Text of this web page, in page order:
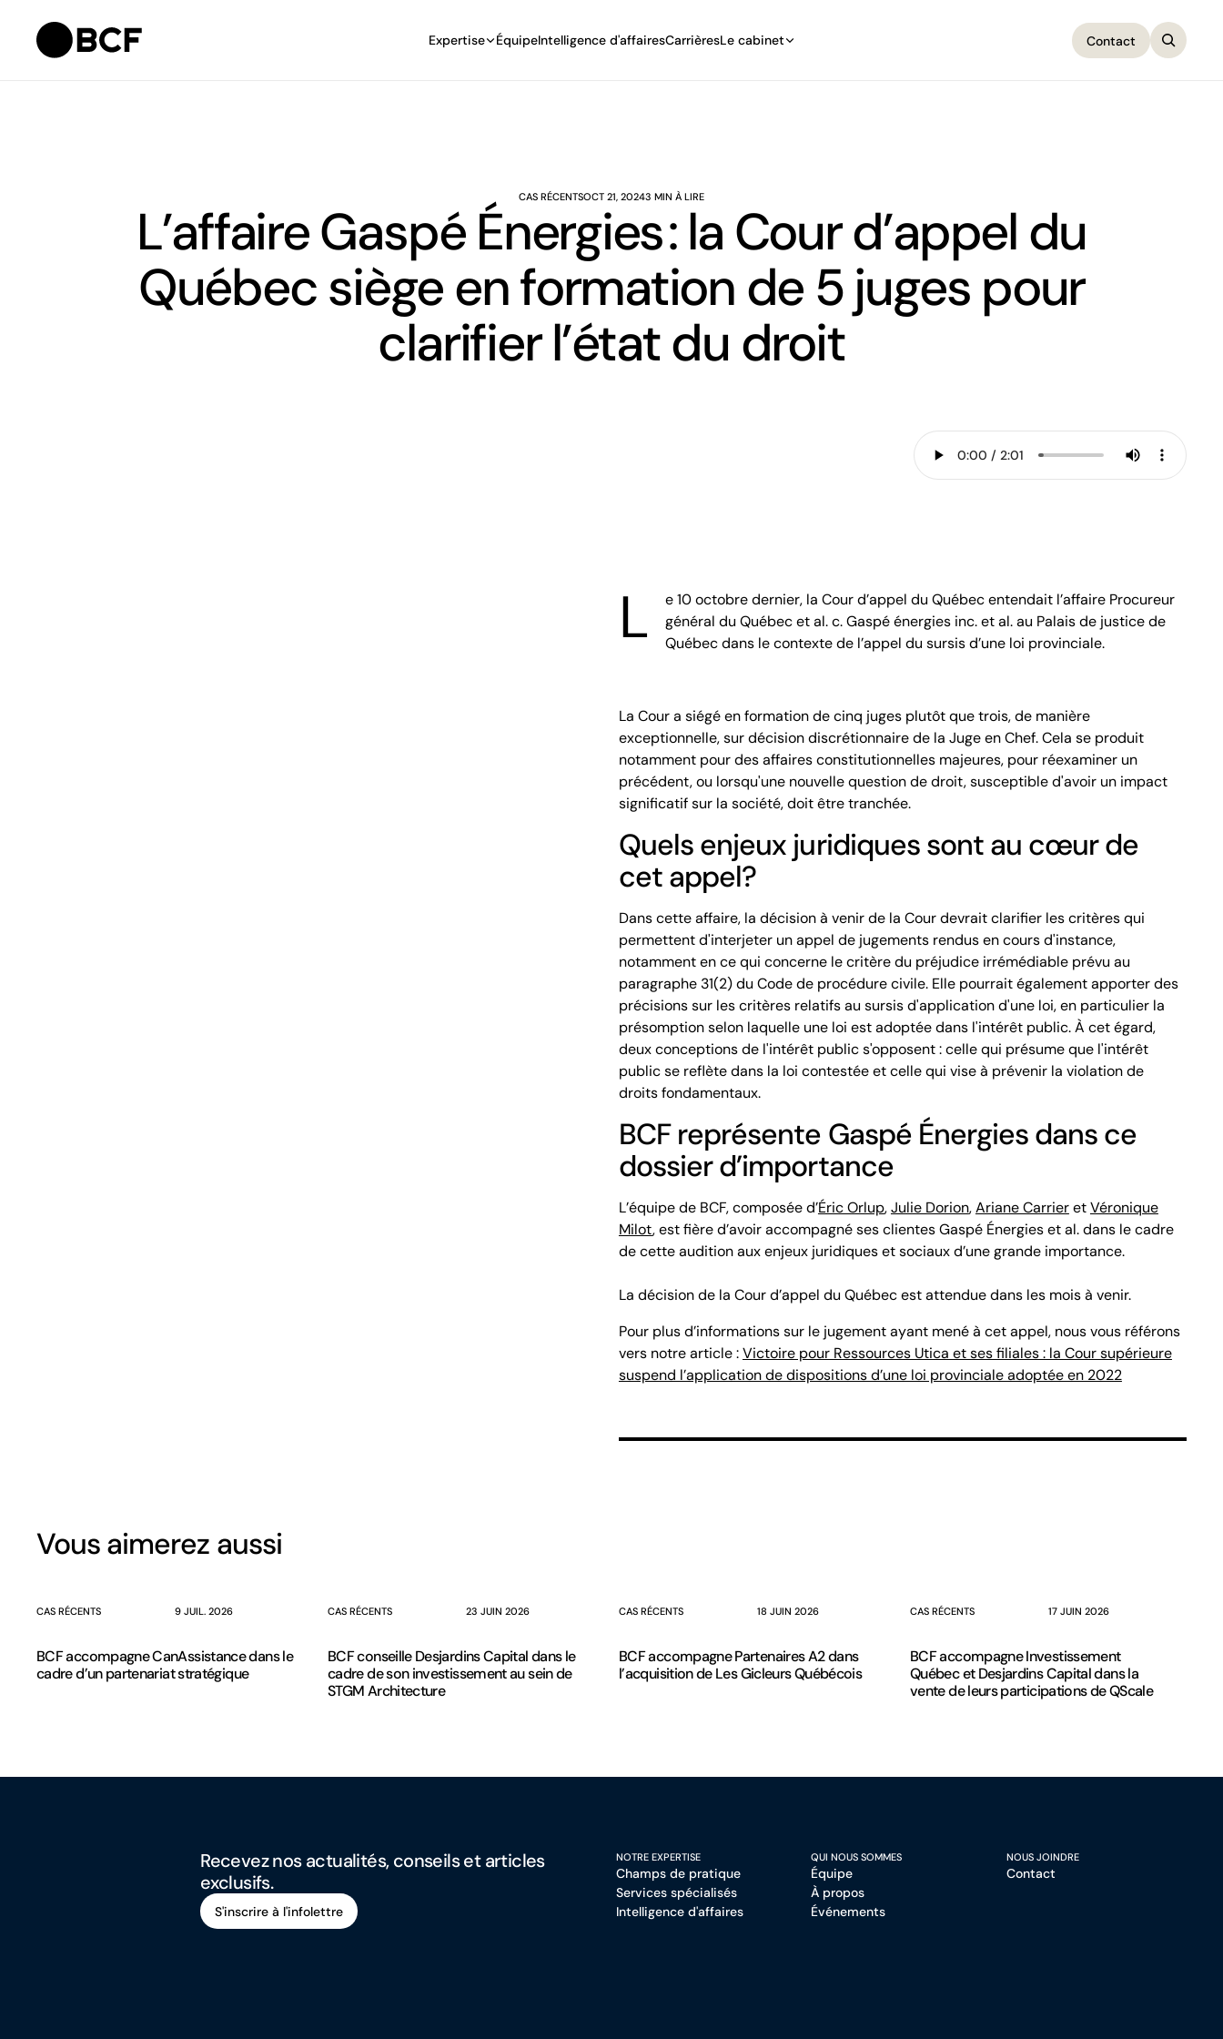
Expertise ÉquipeIntelligence d'affairesCarrièresLe cabinet Contact
CAS RÉCENTSOCT 21, 20243 MIN À LIRE
L’affaire Gaspé Énergies : la Cour d’appel du
Québec siège en formation de 5 juges pour
clarifier l’état du droit
L
e 10 octobre dernier, la Cour d’appel du Québec entendait l’affaire Procureur
général du Québec et al. c. Gaspé énergies inc. et al. au Palais de justice de
Québec dans le contexte de l’appel du sursis d’une loi provinciale.
La Cour a siégé en formation de cinq juges plutôt que trois, de manière
exceptionnelle, sur décision discrétionnaire de la Juge en Chef. Cela se produit
notamment pour des affaires constitutionnelles majeures, pour réexaminer un
précédent, ou lorsqu'une nouvelle question de droit, susceptible d'avoir un impact
significatif sur la société, doit être tranchée.
Quels enjeux juridiques sont au cœur de
cet appel?
Dans cette affaire, la décision à venir de la Cour devrait clarifier les critères qui
permettent d'interjeter un appel de jugements rendus en cours d'instance,
notamment en ce qui concerne le critère du préjudice irrémédiable prévu au
paragraphe 31(2) du Code de procédure civile. Elle pourrait également apporter des
précisions sur les critères relatifs au sursis d'application d'une loi, en particulier la
présomption selon laquelle une loi est adoptée dans l'intérêt public. À cet égard,
deux conceptions de l'intérêt public s'opposent : celle qui présume que l'intérêt
public se reflète dans la loi contestée et celle qui vise à prévenir la violation de
droits fondamentaux.
BCF représente Gaspé Énergies dans ce
dossier d’importance
L’équipe de BCF, composée d’Éric Orlup,Julie Dorion,Ariane CarrieretVéronique
Milot, est fière d’avoir accompagné ses clientes Gaspé Énergies et al. dans le cadre
de cette audition aux enjeux juridiques et sociaux d’une grande importance.
La décision de la Cour d’appel du Québec est attendue dans les mois à venir.
Pour plus d’informations sur le jugement ayant mené à cet appel, nous vous référons
vers notre article :Victoire pour Ressources Utica et ses filiales : la Cour supérieure
suspend l’application de dispositions d’une loi provinciale adoptée en 2022
Vous aimerez aussi
CAS RÉCENTS 9 JUIL. 2026
BCF accompagne CanAssistance dans le
cadre d’un partenariat stratégique
CAS RÉCENTS 23 JUIN 2026
BCF conseille Desjardins Capital dans le
cadre de son investissement au sein de
STGM Architecture
CAS RÉCENTS 18 JUIN 2026
BCF accompagne Partenaires A2 dans
l’acquisition de Les Gicleurs Québécois
CAS RÉCENTS 17 JUIN 2026
BCF accompagne Investissement
Québec et Desjardins Capital dans la
vente de leurs participations de QScale
Recevez nos actualités, conseils et articles
exclusifs.
S'inscrire à l'infolettre
NOTRE EXPERTISE
Champs de pratique
Services spécialisés
Intelligence d'affaires
QUI NOUS SOMMES
Équipe
À propos
Événements
NOUS JOINDRE
Contact